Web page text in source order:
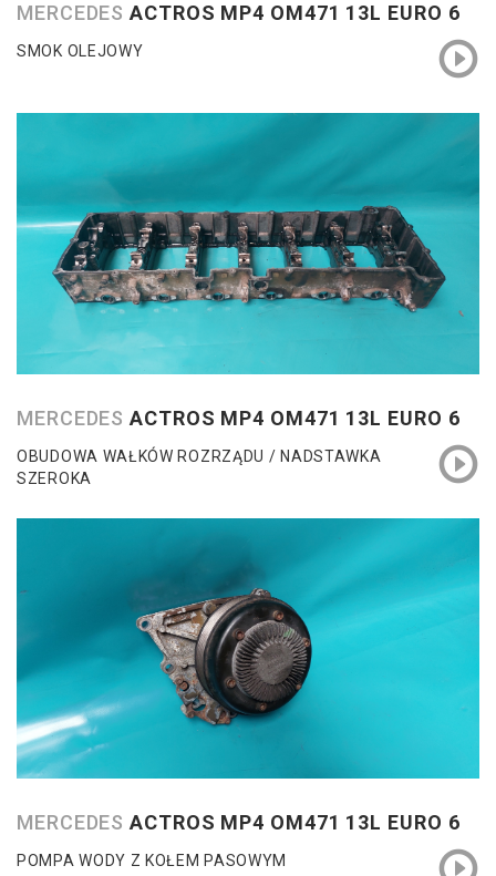
MERCEDESACTROS MP4 OM471 13L EURO 6
SMOK OLEJOWY
MERCEDESACTROS MP4 OM471 13L EURO 6
OBUDOWA WAŁKÓW ROZRZĄDU / NADSTAWKA
SZEROKA
MERCEDESACTROS MP4 OM471 13L EURO 6
POMPA WODY Z KOŁEM PASOWYM